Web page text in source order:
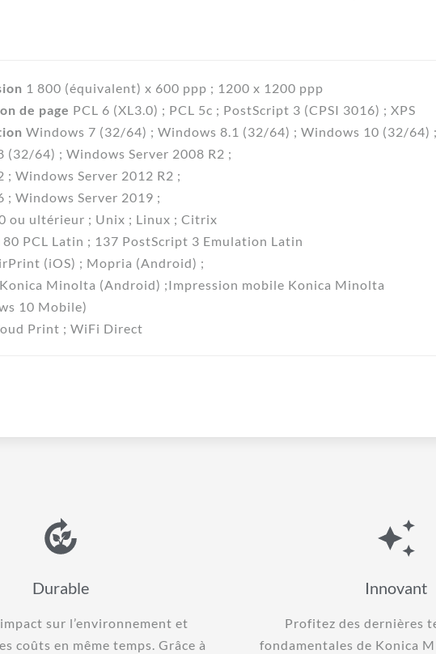
1 800 (équivalent) x 600 ppp ; 1200 x 1200 ppp
de page PCL 6 (XL3.0) ; PCL 5c ; PostScript 3 (CPSI 3016) ; XPS
Windows 7 (32/64) ; Windows 8.1 (32/64) ; Windows 10 (32/64) ;
(32/64) ; Windows Server 2008 R2 ;
; Windows Server 2012 R2 ;
; Windows Server 2019 ;
ou ultérieur ; Unix ; Linux ; Citrix
80 PCL Latin ; 137 PostScript 3 Emulation Latin
(iOS) ; Mopria (Android) ;
Konica Minolta (Android) ;Impression mobile Konica Minolta
10 Mobile)
Print ; WiFi Direct
Durable
sur l’environnement et
coûts en même temps. Grâce à
Innovant
Profitez des dernières
fondamentales de Konica